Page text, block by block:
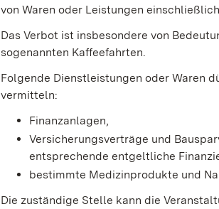
von Waren oder Leistungen
Das Verbot ist insbesondere von
sogenannten Kaffeefahrten.
Folgende Dienstleistungen oder Waren
vermitteln:
Finanzanlagen,
Versicherungsverträge und
entsprechende entgeltliche
bestimmte Medizinprodukte und
Die zuständige Stelle kann die